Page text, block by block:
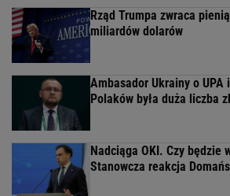
Rząd Trumpa zwraca
miliardów dolarów
Ambasador Ukrainy o UPA
Polaków była duża liczba
Nadciąga OKI. Czy będzie
Stanowcza reakcja